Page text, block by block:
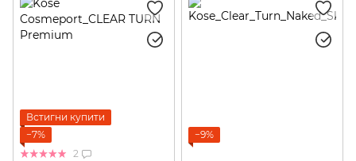
Встигни купити
−7%
2
−9%